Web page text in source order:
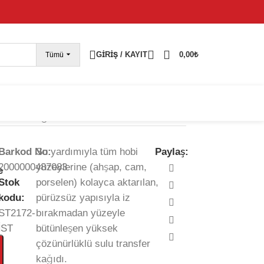
vermeye devam edebilirsiniz; tüm kargolarınız
Tümü GIRIŞ / KAYIT 0,00₺
No:
Su yardımıyla tüm hobi
yüzeylerine (ahşap, cam,
porselen) kolayca aktarılan,
pürüzsüz yapısıyla iz
bırakmadan yüzeyle
bütünleşen yüksek
çözünürlüklü sulu transfer
kağıdı.
Paylaş: